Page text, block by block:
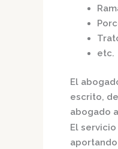
etc.
El
escrito,
abogado
El